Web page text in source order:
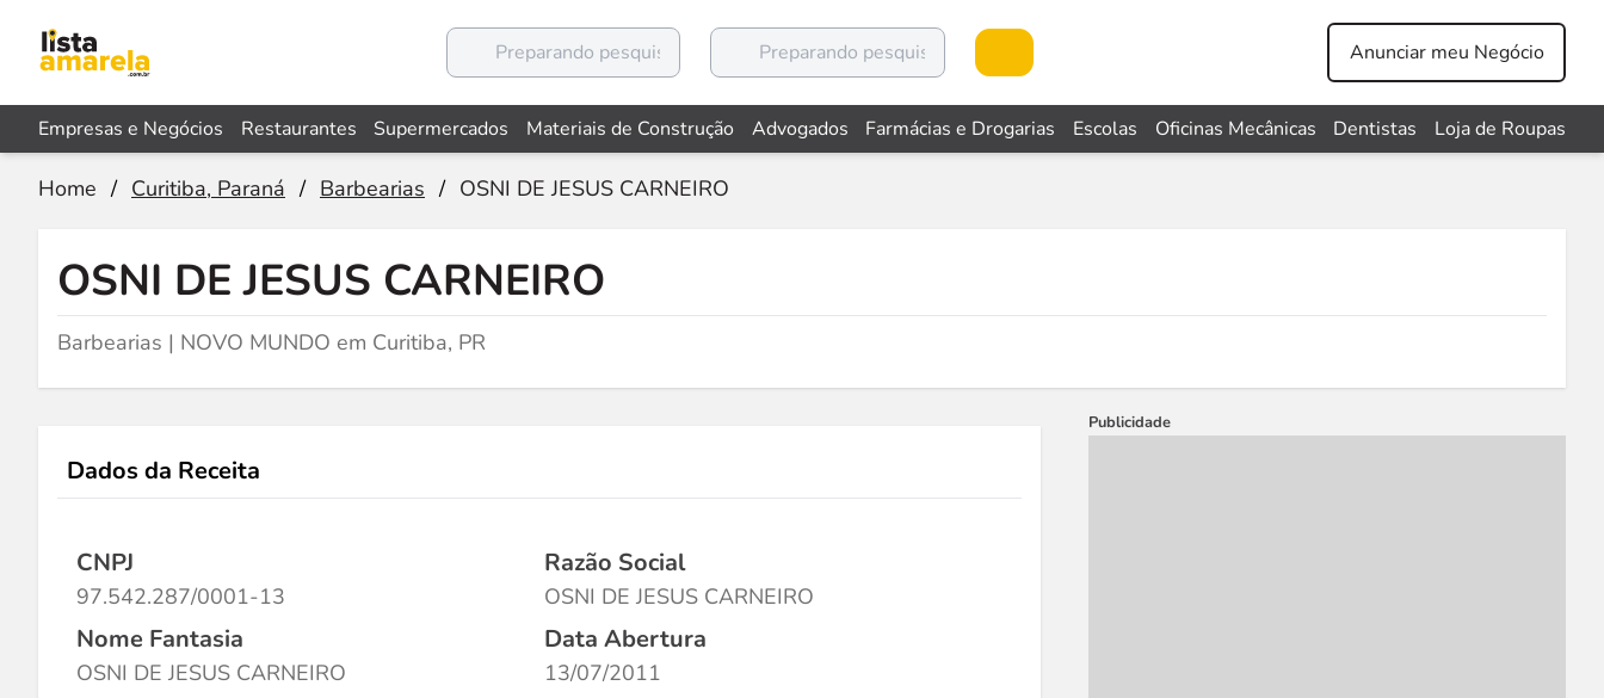
Anunciar meu Negócio
Empresas e Negócios Restaurantes Supermercados Materiais de Construção Advogados Farmácias e Drogarias Escolas Oficinas Mecânicas Dentistas Loja de Roupas
Home / Curitiba, Paraná / Barbearias / OSNI DE JESUS CARNEIRO
OSNI DE JESUS CARNEIRO
Barbearias | NOVO MUNDO em Curitiba, PR
Dados da Receita
CNPJ
97.542.287/0001-13
Razão Social
OSNI DE JESUS CARNEIRO
Nome Fantasia
OSNI DE JESUS CARNEIRO
Data Abertura
13/07/2011
Publicidade